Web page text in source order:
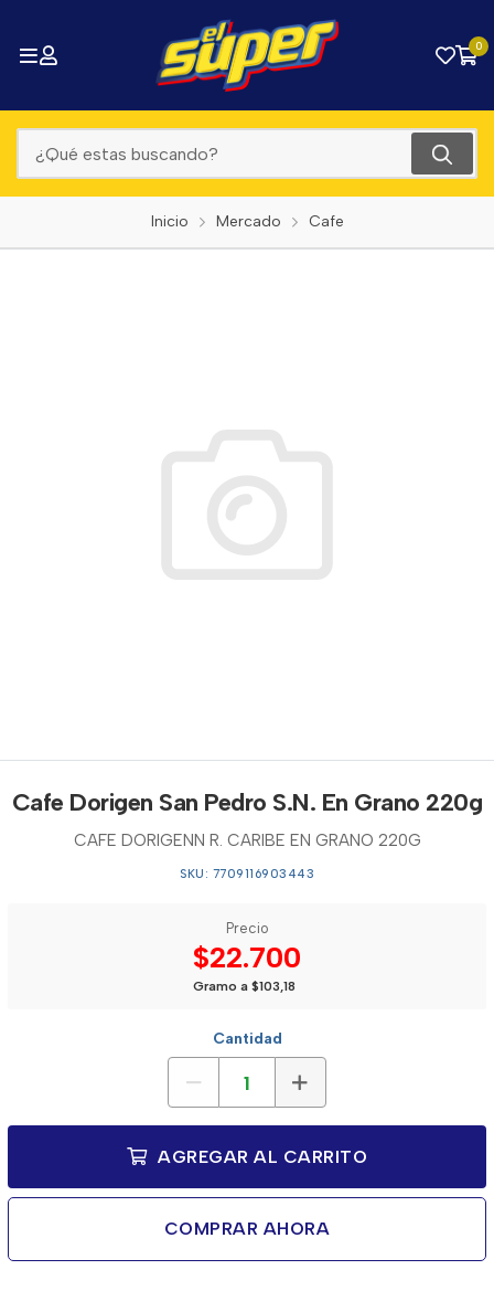
0
Inicio Mercado Cafe
Cafe Dorigen San Pedro S.N. En Grano 220g
CAFE DORIGENN R. CARIBE EN GRANO 220G
SKU: 7709116903443
Precio
$22.700
Gramo a $103,18
Cantidad
AGREGAR AL CARRITO
COMPRAR AHORA